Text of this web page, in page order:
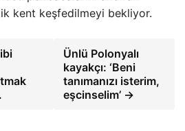
kent keşfedilmeyi bekliyor.
Ünlü Polonyalı
kayakçı: ‘Beni
tanımanızı isterim,
eşcinselim’ →